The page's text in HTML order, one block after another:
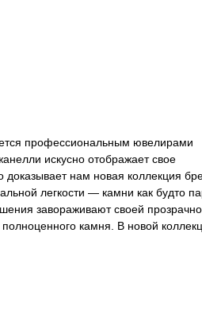
профессиональным ювелирами
искусно отображает свое
доказывает нам новая коллекция
легкости — камни как будто
завораживают своей
камня. В новой